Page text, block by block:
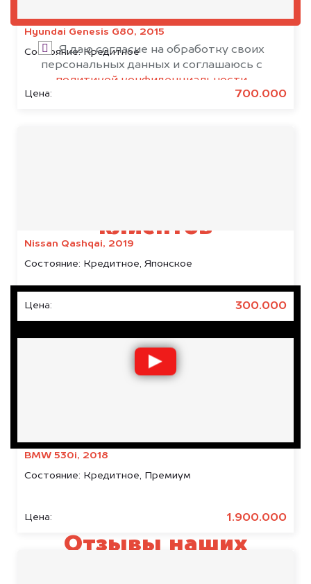
Hyundai Genesis G80, 2015
Состояние:Кредитное
Цена: 700.000
Nissan Qashqai, 2019
Состояние: Кредитное, Японское
Цена: 300.000
BMW 530i, 2018
Состояние: Кредитное, Премиум
Цена: 1.900.000
Я даю согласие на обработку своих
персональных данных и соглашаюсь с
политикой конфиденциальности
клиентов
Отзывы наших